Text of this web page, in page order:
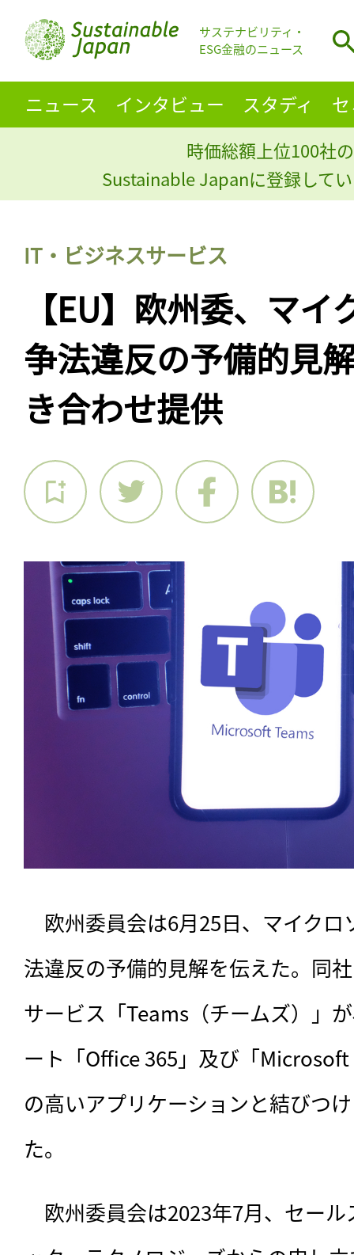
サステナビリティ・
ESG金融のニュース
ニュース インタビュー スタディ
時価総額上位100社
Sustainable Japanに登録して
IT・ビジネスサービス
【EU】欧州委、マ
争法違反の予備的見
き合わせ提供
欧州委員会は6月25日、マイクロ
法違反の予備的見解を伝えた。同
サービス「Teams（チームズ）」
ート「Office 365」及び「
の高いアプリケーションと結びつ
た。
欧州委員会は2023年7月、 セール